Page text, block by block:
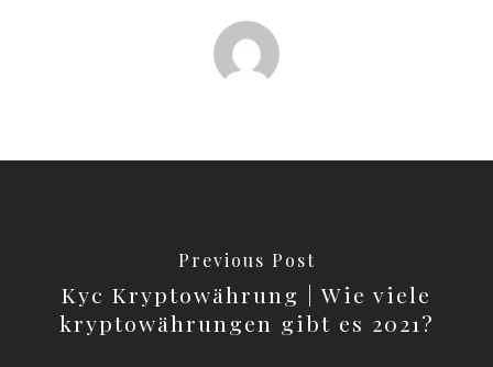
Previous Post
Kyc Kryptowährung | Wie viele
kryptowährungen gibt es 2021?